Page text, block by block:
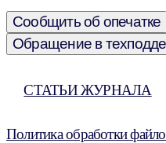
Сообщить об опечатке
Обращение в
СТАТЬИ ЖУРНАЛА
Политика обработки